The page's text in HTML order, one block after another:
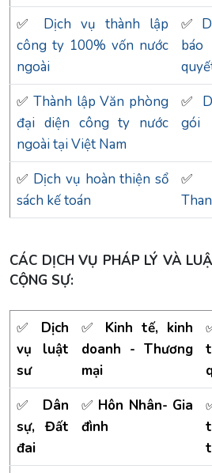
✅ Dịch vụ thành lập
công ty 100% vốn nước
ngoài
✅
báo
✅Thành lập Văn phòng
đại diện công ty nước
ngoài tại Việt Nam
✅
gói
✅ Dịch vụ hoàn thiện sổ
sách kế toán
✅
CÁC DỊCH VỤ PHÁP LÝ VÀ
CỘNG SỰ:
✅ Dịch
vụ luật
sư
✅ Kinh tế, kinh
doanh - Thương
mại
✅ Dân
sự, Đất
đai
✅ Hôn Nhân- Gia
đình